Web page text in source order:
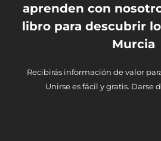
aprenden con
libro para descubrir
Murcia
Recibirás información de valor
Unirse es fácil y gratis. Darse